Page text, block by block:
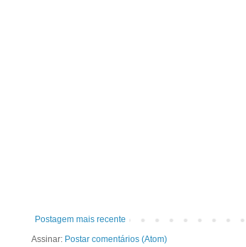
Postagem mais recente
Assinar: Postar comentários (Atom)